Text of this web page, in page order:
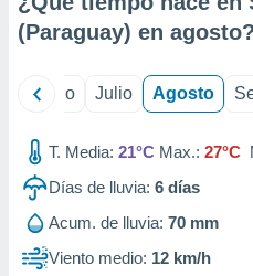
e
publicidad
publicidad
de
(Paraguay) en agosto?
Junio Julio Agosto
T. Media: 21°C Max.: 27°C
Días de lluvia: 6 días
Acum. de lluvia: 70 mm
Viento medio: 12 km/h